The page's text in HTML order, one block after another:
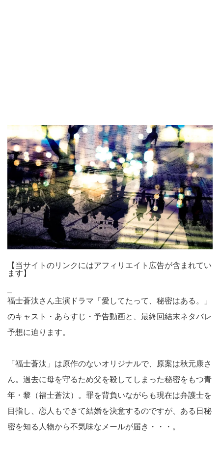
【当サイトのリンクにはアフィリエイト広告が含まれてい
ます】
福士蒼汰さん主演ドラマ「愛してたって、秘密はある。」
のキャスト・あらすじ・予告動画と、最終回結末ネタバレ
予想に迫ります。
「福士蒼汰」は原作のないオリジナルで、原案は秋元康さ
ん。過去に母を守るため父を殺してしまった秘密をもつ青
年・黎（福士蒼汰）。罪を背負いながらも現在は弁護士を
目指し、恋人もできて結婚を決意するのですが、ある日秘
密を知る人物から不気味なメールが届き・・・。